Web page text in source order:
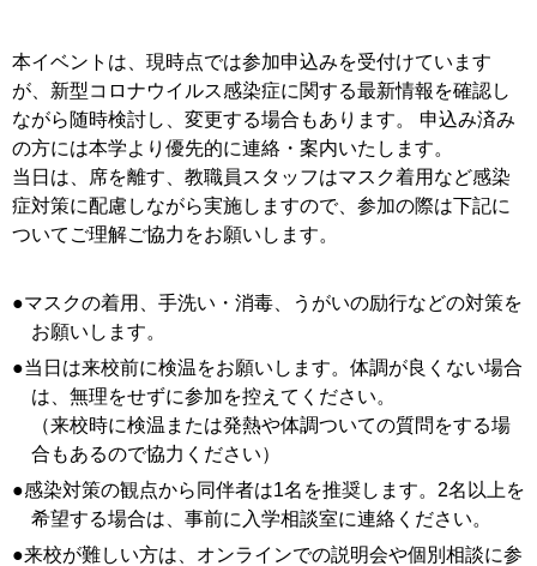
本イベントは、現時点では参加申込みを受付けています
が、新型コロナウイルス感染症に関する最新情報を確認し
ながら随時検討し、変更する場合もあります。 申込み済み
の方には本学より優先的に連絡・案内いたします。
当日は、席を離す、教職員スタッフはマスク着用など感染
症対策に配慮しながら実施しますので、参加の際は下記に
ついてご理解ご協力をお願いします。
●マスクの着用、手洗い・消毒、うがいの励行などの対策を
お願いします。
●当日は来校前に検温をお願いします。体調が良くない場合
は、無理をせずに参加を控えてください。
（来校時に検温または発熱や体調ついての質問をする場
合もあるので協力ください）
●感染対策の観点から同伴者は1名を推奨します。2名以上を
希望する場合は、事前に入学相談室に連絡ください。
●来校が難しい方は、オンラインでの説明会や個別相談に参